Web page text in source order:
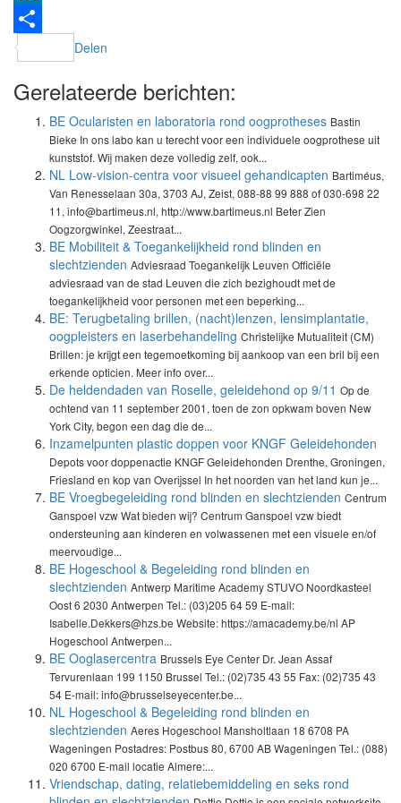
LinkedIn
Delen
Gerelateerde berichten:
BE Ocularisten en laboratoria rond oogprotheses Bastin
Bieke In ons labo kan u terecht voor een individuele oogprothese uit
kunststof. Wij maken deze volledig zelf, ook...
NL Low-vision-centra voor visueel gehandicapten Bartiméus,
Van Renesselaan 30a, 3703 AJ, Zeist, 088-88 99 888 of 030-698 22
11, info@bartimeus.nl, http://www.bartimeus.nl Beter Zien
Oogzorgwinkel, Zeestraat...
BE Mobiliteit & Toegankelijkheid rond blinden en
slechtzienden Adviesraad Toegankelijk Leuven Officiële
adviesraad van de stad Leuven die zich bezighoudt met de
toegankelijkheid voor personen met een beperking...
BE: Terugbetaling brillen, (nacht)lenzen, lensimplantatie,
oogpleisters en laserbehandeling Christelijke Mutualiteit (CM)
Brillen: je krijgt een tegemoetkoming bij aankoop van een bril bij een
erkende opticien. Meer info over...
De heldendaden van Roselle, geleidehond op 9/11 Op de
ochtend van 11 september 2001, toen de zon opkwam boven New
York City, begon een dag die de...
Inzamelpunten plastic doppen voor KNGF Geleidehonden
Depots voor doppenactie KNGF Geleidehonden Drenthe, Groningen,
Friesland en kop van Overijssel In het noorden van het land kun je...
BE Vroegbegeleiding rond blinden en slechtzienden Centrum
Ganspoel vzw Wat bieden wij? Centrum Ganspoel vzw biedt
ondersteuning aan kinderen en volwassenen met een visuele en/of
meervoudige...
BE Hogeschool & Begeleiding rond blinden en
slechtzienden Antwerp Maritime Academy STUVO Noordkasteel
Oost 6 2030 Antwerpen Tel.: (03)205 64 59 E-mail:
Isabelle.Dekkers@hzs.be Website: https://amacademy.be/nl AP
Hogeschool Antwerpen...
BE Ooglasercentra Brussels Eye Center Dr. Jean Assaf
Tervurenlaan 199 1150 Brussel Tel.: (02)735 43 55 Fax: (02)735 43
54 E-mail: info@brusselseyecenter.be...
NL Hogeschool & Begeleiding rond blinden en
slechtzienden Aeres Hogeschool Mansholtlaan 18 6708 PA
Wageningen Postadres: Postbus 80, 6700 AB Wageningen Tel.: (088)
020 6700 E-mail locatie Almere:...
Vriendschap, dating, relatiebemiddeling en seks rond